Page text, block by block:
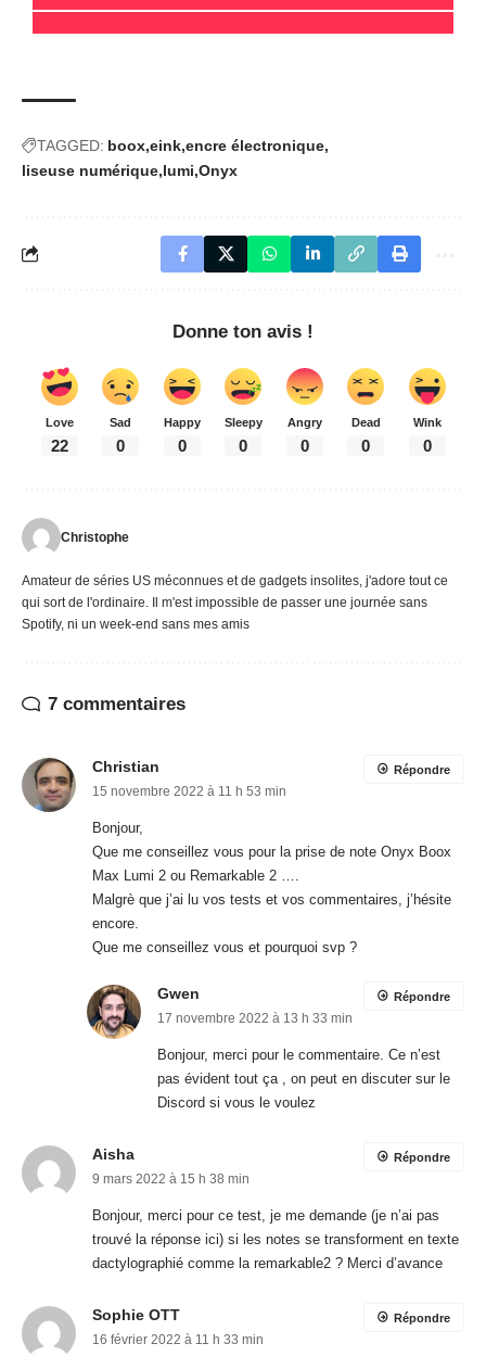
TAGGED: boox eink encre électronique
liseuse numérique lumi Onyx
Donne ton avis !
Love
22
Sad
0
Happy
0
Sleepy
0
Angry
0
Dead
0
Wink
0
Christophe
Amateur de séries US méconnues et de gadgets insolites, j'adore tout ce
qui sort de l'ordinaire. Il m'est impossible de passer une journée sans
Spotify, ni un week-end sans mes amis
7 commentaires
Christian
15 novembre 2022 à 11 h 53 min
Bonjour,
Que me conseillez vous pour la prise de note Onyx Boox
Max Lumi 2 ou Remarkable 2 ….
Malgrè que j’ai lu vos tests et vos commentaires, j’hésite
encore.
Que me conseillez vous et pourquoi svp ?
Répondre
Gwen
17 novembre 2022 à 13 h 33 min
Bonjour, merci pour le commentaire. Ce n’est
pas évident tout ça , on peut en discuter sur le
Discord si vous le voulez
Répondre
Aisha
9 mars 2022 à 15 h 38 min
Bonjour, merci pour ce test, je me demande (je n’ai pas
trouvé la réponse ici) si les notes se transforment en texte
dactylographié comme la remarkable2 ? Merci d’avance
Répondre
Sophie OTT
16 février 2022 à 11 h 33 min
Répondre